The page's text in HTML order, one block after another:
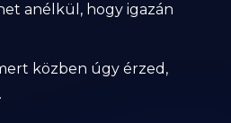
anélkül, hogy igazán
közben úgy érzed,